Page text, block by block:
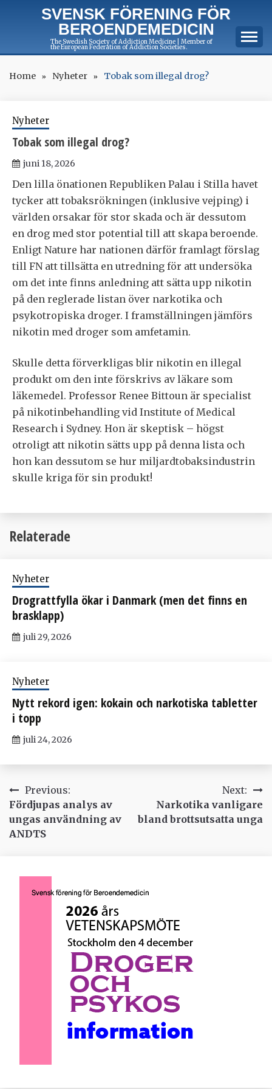
SVENSK FÖRENING FÖR
BEROENDEMEDICIN
The Swedish Society of Addiction Medicine | Member of
the European Federation of Addiction Societies.
Home Nyheter Tobak som illegal drog?
Nyheter
Tobak som illegal drog?
juni 18, 2026
Den lilla önationen Republiken Palau i Stilla havet
tycker att tobaksrökningen (inklusive vejping) i
världen orsakar för stor skada och är dessutom
en drog med stor potential till att skapa beroende.
Enligt Nature har nationen därför framlagt förslag
till FN att tillsätta en utredning för att undersöka
om det inte finns anledning att sätta upp nikotin
på den reglerade listan över narkotika och
psykotropiska droger. I framställningen jämförs
nikotin med droger som amfetamin.
Skulle detta förverkligas blir nikotin en illegal
produkt om den inte förskrivs av läkare som
läkemedel. Professor Renee Bittoun är specialist
på nikotinbehandling vid Institute of Medical
Research i Sydney. Hon är skeptisk – högst
otroligt att nikotin sätts upp på denna lista och
hon kan dessutom se hur miljardtobaksindustrin
skulle kriga för sin produkt!
Relaterade
Nyheter
Drograttfylla ökar i Danmark (men det finns en
brasklapp)
juli 29, 2026
Nyheter
Nytt rekord igen: kokain och narkotiska tabletter
i topp
juli 24, 2026
Inläggsnavigering
Previous:
Fördjupas analys av
ungas användning av
ANDTS
Next:
Narkotika vanligare
bland brottsutsatta unga